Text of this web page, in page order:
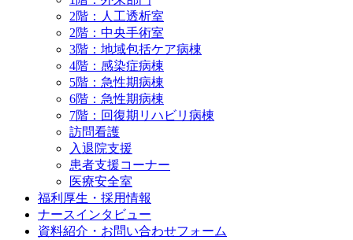
2階：人工透析室
2階：中央手術室
3階：地域包括ケア病棟
4階：感染症病棟
5階：急性期病棟
6階：急性期病棟
7階：回復期リハビリ病棟
訪問看護
入退院支援
患者支援コーナー
医療安全室
福利厚生・採用情報
ナースインタビュー
資料紹介・お問い合わせフォーム